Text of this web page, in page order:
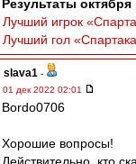
Результаты октября
Лучший игрок
Лучший гол
slava1 -
01 дек 2022 02:01
Bordo0706
Хорошие вопросы!